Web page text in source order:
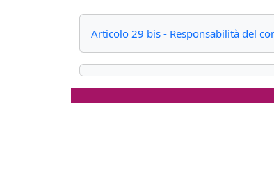
Articolo 29 bis - Responsabilità del